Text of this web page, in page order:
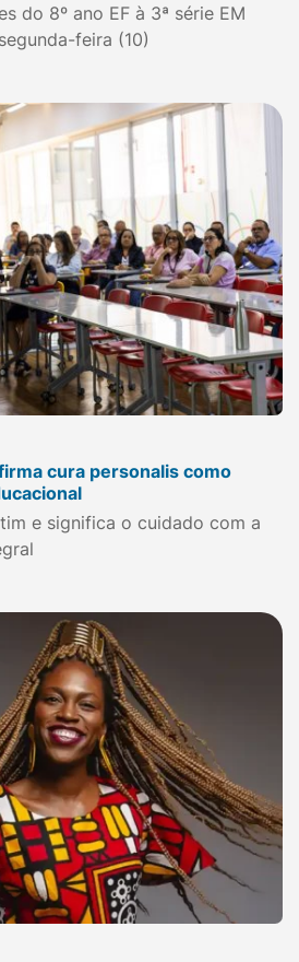
do 8º ano EF à 3ª série EM
feira (10)
cura personalis como
e significa o cuidado com a